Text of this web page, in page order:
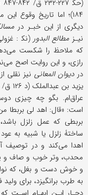
۱۸۴)؛ اما تاریخ وقوع
دیگری از این خبـر در
نیـز مطالع ‌البدور
که ملاحظ را شکست
رازی، و این روایت اصح
دردیوان المعانینیز نقلی
عراق‌ام. بگو چه چیزی
است: «قال: اهد لی بربطا
بربطی که عمل زلزل
ساختۀ زلزل یا شبیه به
اهدا می‌کند و در
محدب، وتر خوب و صاف و
و خوش دست و بغل، که